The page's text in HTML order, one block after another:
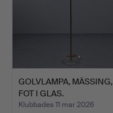
GOLVLAMPA, MÄSSING,
FOT I GLAS.
Klubbades 11 mar 2026